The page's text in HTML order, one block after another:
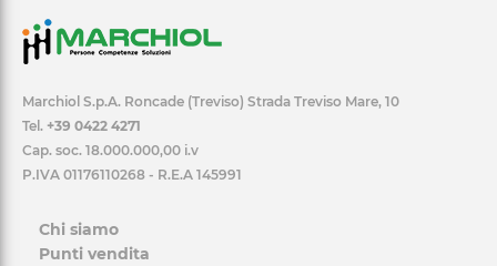
Marchiol S.p.A. Roncade (Treviso) Strada Treviso Mare, 10
Tel. +39 0422 4271
Cap. soc. 18.000.000,00 i.v
P.IVA 01176110268 - R.E.A 145991
Chi siamo
Punti vendita